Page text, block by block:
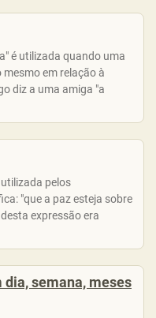
é utilizada quando uma
em relação à
diz a uma amiga "a
pelos
"que a paz esteja sobre
expressão era
semana, meses